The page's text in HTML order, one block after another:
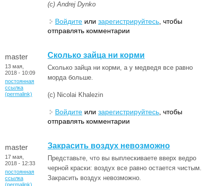
(с) Andrej Dynko
Войдите или зарегистрируйтесь , чтобы
отправлять комментарии
master
13 мая,
2018 - 10:09
постоянная
ссылка
(permalink)
Cколько зайца ни корми
Cколько зайца ни корми, а у медведя все равно
морда больше.
(с) Nicolai Khalezin
Войдите или зарегистрируйтесь , чтобы
отправлять комментарии
master
17 мая,
2018 - 12:33
постоянная
ссылка
(permalink)
Закрасить воздух невозможно
Представьте, что вы выплескиваете вверх ведро
черной краски: воздух все равно остается чистым.
Закрасить воздух невозможно.